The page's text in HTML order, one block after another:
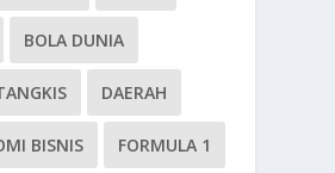
BOLA DUNIA
DAERAH
BISNIS FORMULA 1